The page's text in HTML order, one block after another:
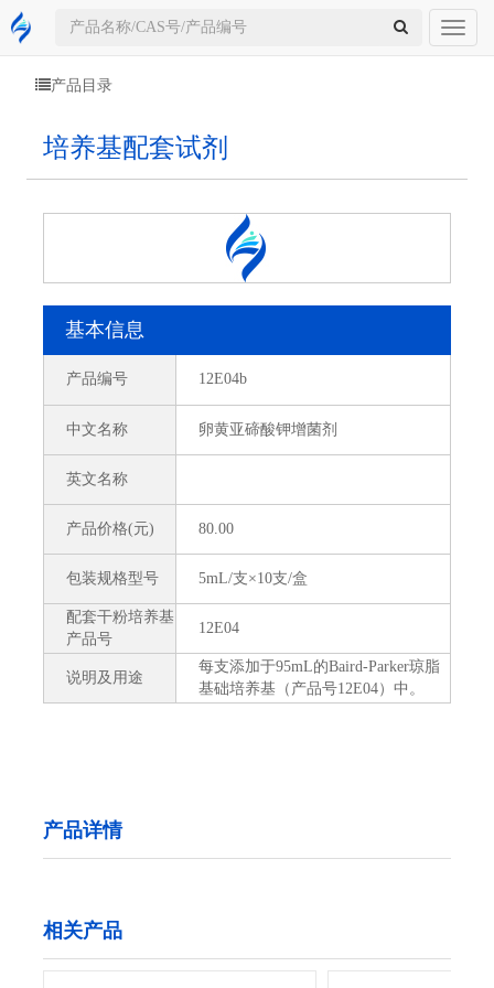
Toggle
产品目录
培养基配套试剂
基本信息
产品编号 12E04b
中文名称 卵黄亚碲酸钾增菌剂
英文名称
产品价格(元) 80.00
包装规格型号 5mL/支×10支/盒
配套干粉培养基
产品号
12E04
说明及用途
每支添加于95mL的Baird-Parker琼脂
基础培养基（产品号12E04）中。
产品详情
相关产品